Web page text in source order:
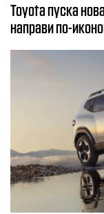
Toyota пуска
направи по-